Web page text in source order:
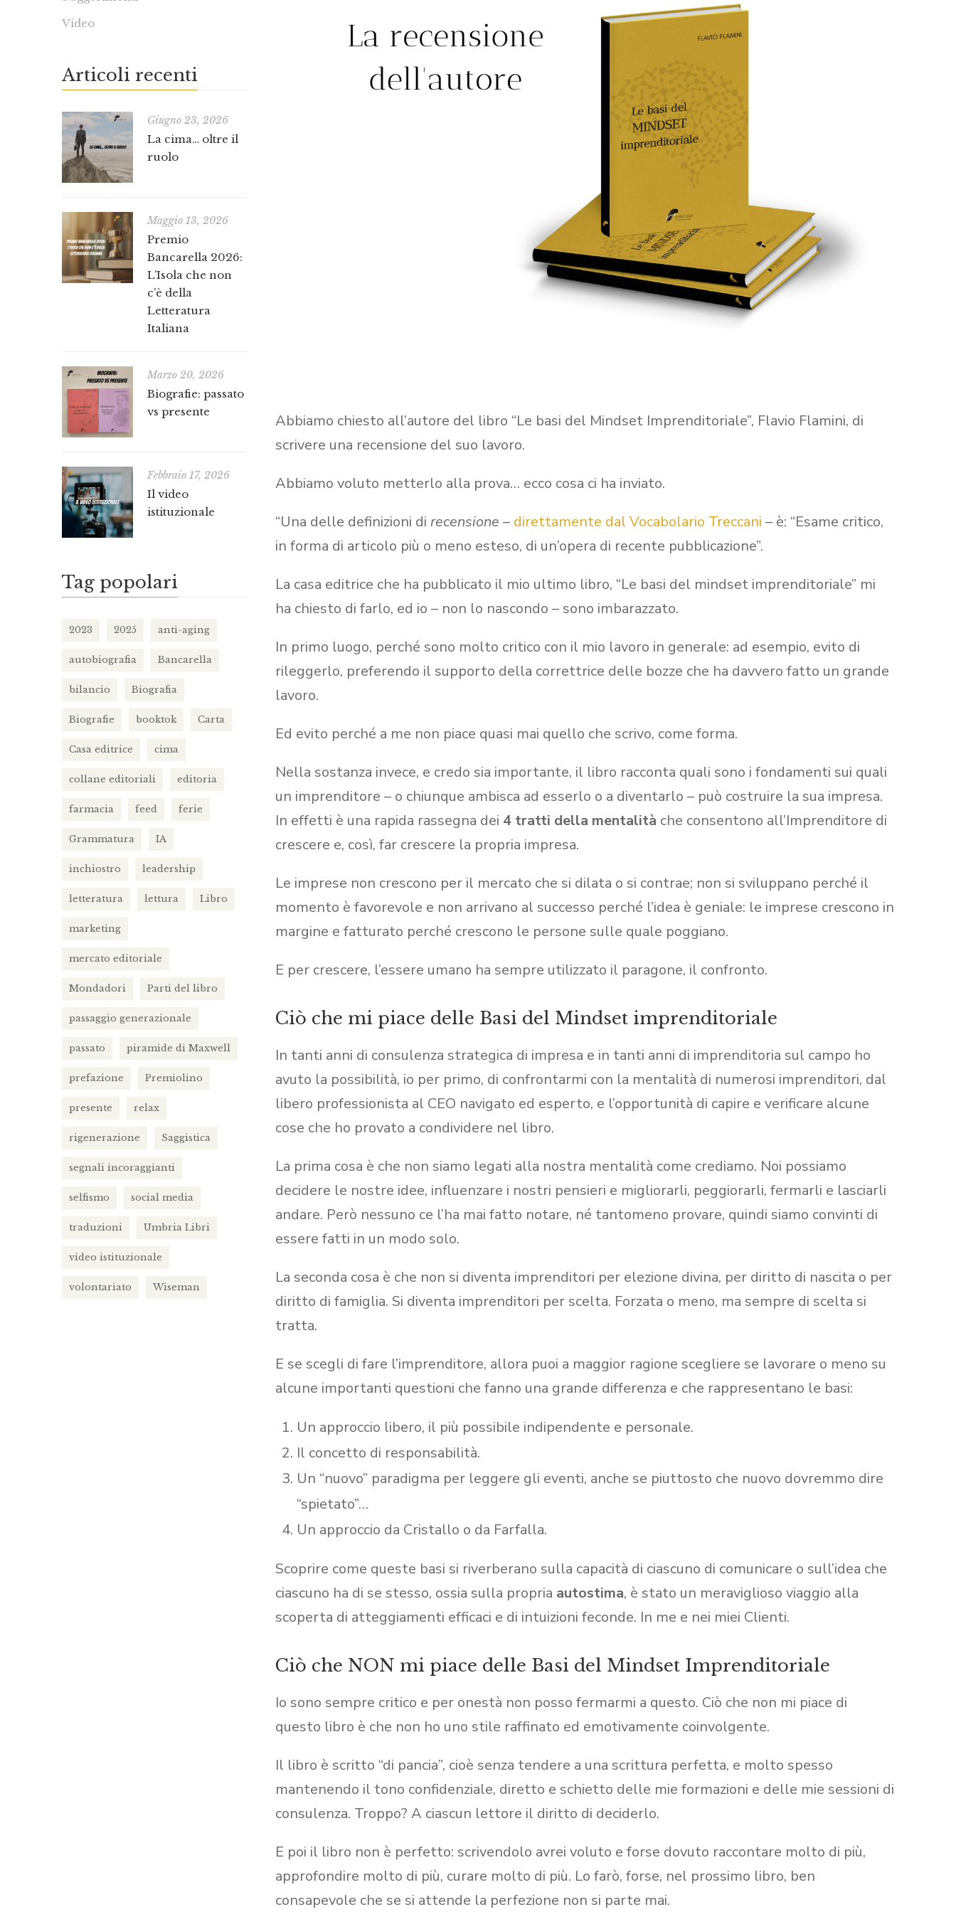
Abbiamo chiesto all’autore del libro “Le basi del Mindset Imprenditoriale”, Flavio Flamini, di
scrivere una recensione del suo lavoro.
Abbiamo voluto metterlo alla prova… ecco cosa ci ha inviato.
“Una delle definizioni di recensione – direttamente dal Vocabolario Treccani – è: “Esame critico,
in forma di articolo più o meno esteso, di un’opera di recente pubblicazione”.
La casa editrice che ha pubblicato il mio ultimo libro, “Le basi del mindset imprenditoriale” mi
ha chiesto di farlo, ed io – non lo nascondo – sono imbarazzato.
In primo luogo, perché sono molto critico con il mio lavoro in generale: ad esempio, evito di
rileggerlo, preferendo il supporto della correttrice delle bozze che ha davvero fatto un grande
lavoro.
Ed evito perché a me non piace quasi mai quello che scrivo, come forma.
Nella sostanza invece, e credo sia importante, il libro racconta quali sono i fondamenti sui quali
un imprenditore – o chiunque ambisca ad esserlo o a diventarlo – può costruire la sua impresa.
In effetti è una rapida rassegna dei 4 tratti della mentalità che consentono all’Imprenditore di
crescere e, così, far crescere la propria impresa.
Le imprese non crescono per il mercato che si dilata o si contrae; non si sviluppano perché il
momento è favorevole e non arrivano al successo perché l’idea è geniale: le imprese crescono in
margine e fatturato perché crescono le persone sulle quale poggiano.
E per crescere, l’essere umano ha sempre utilizzato il paragone, il confronto.
Ciò che mi piace delle Basi del Mindset imprenditoriale
In tanti anni di consulenza strategica di impresa e in tanti anni di imprenditoria sul campo ho
avuto la possibilità, io per primo, di confrontarmi con la mentalità di numerosi imprenditori, dal
libero professionista al CEO navigato ed esperto, e l’opportunità di capire e verificare alcune
cose che ho provato a condividere nel libro.
La prima cosa è che non siamo legati alla nostra mentalità come crediamo. Noi possiamo
decidere le nostre idee, influenzare i nostri pensieri e migliorarli, peggiorarli, fermarli e lasciarli
andare. Però nessuno ce l’ha mai fatto notare, né tantomeno provare, quindi siamo convinti di
essere fatti in un modo solo.
La seconda cosa è che non si diventa imprenditori per elezione divina, per diritto di nascita o per
diritto di famiglia. Si diventa imprenditori per scelta. Forzata o meno, ma sempre di scelta si
tratta.
E se scegli di fare l’imprenditore, allora puoi a maggior ragione scegliere se lavorare o meno su
alcune importanti questioni che fanno una grande differenza e che rappresentano le basi:
Un approccio libero, il più possibile indipendente e personale.
Il concetto di responsabilità.
Un “nuovo” paradigma per leggere gli eventi, anche se piuttosto che nuovo dovremmo dire
“spietato”…
Un approccio da Cristallo o da Farfalla.
Scoprire come queste basi si riverberano sulla capacità di ciascuno di comunicare o sull’idea che
ciascuno ha di se stesso, ossia sulla propria autostima, è stato un meraviglioso viaggio alla
scoperta di atteggiamenti efficaci e di intuizioni feconde. In me e nei miei Clienti.
Ciò che NON mi piace delle Basi del Mindset Imprenditoriale
Io sono sempre critico e per onestà non posso fermarmi a questo. Ciò che non mi piace di
questo libro è che non ho uno stile raffinato ed emotivamente coinvolgente.
Il libro è scritto “di pancia”, cioè senza tendere a una scrittura perfetta, e molto spesso
mantenendo il tono confidenziale, diretto e schietto delle mie formazioni e delle mie sessioni di
consulenza. Troppo? A ciascun lettore il diritto di deciderlo.
E poi il libro non è perfetto: scrivendolo avrei voluto e forse dovuto raccontare molto di più,
approfondire molto di più, curare molto di più. Lo farò, forse, nel prossimo libro, ben
consapevole che se si attende la perfezione non si parte mai.
Video
Articoli recenti
Giugno 23, 2026
La cima… oltre il
ruolo
Maggio 13, 2026
Premio
Bancarella 2026:
L’Isola che non
c’è della
Letteratura
Italiana
Marzo 20, 2026
Biografie: passato
vs presente
Febbraio 17, 2026
Il video
istituzionale
Tag popolari
2023 2025 anti-aging
autobiografia Bancarella
bilancio Biografia
Biografie booktok Carta
Casa editrice cima
collane editoriali editoria
farmacia feed ferie
Grammatura IA
inchiostro leadership
letteratura lettura Libro
marketing
mercato editoriale
Mondadori Parti del libro
passaggio generazionale
passato piramide di Maxwell
prefazione Premiolino
presente relax
rigenerazione Saggistica
segnali incoraggianti
selfismo social media
traduzioni Umbria Libri
video istituzionale
volontariato Wiseman